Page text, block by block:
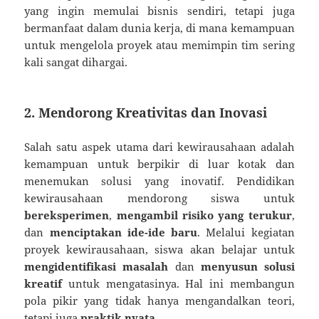
yang ingin memulai bisnis sendiri, tetapi juga
bermanfaat dalam dunia kerja, di mana kemampuan
untuk mengelola proyek atau memimpin tim sering
kali sangat dihargai.
2. Mendorong Kreativitas dan Inovasi
Salah satu aspek utama dari kewirausahaan adalah
kemampuan untuk berpikir di luar kotak dan
menemukan solusi yang inovatif. Pendidikan
kewirausahaan mendorong siswa untuk
bereksperimen, mengambil risiko yang terukur,
dan menciptakan ide-ide baru. Melalui kegiatan
proyek kewirausahaan, siswa akan belajar untuk
mengidentifikasi masalah dan menyusun solusi
kreatifuntuk mengatasinya. Hal ini membangun
pola pikir yang tidak hanya mengandalkan teori,